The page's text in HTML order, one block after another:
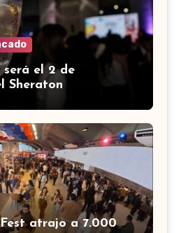
será el 2 de
Sheraton
atrajo a 7.000